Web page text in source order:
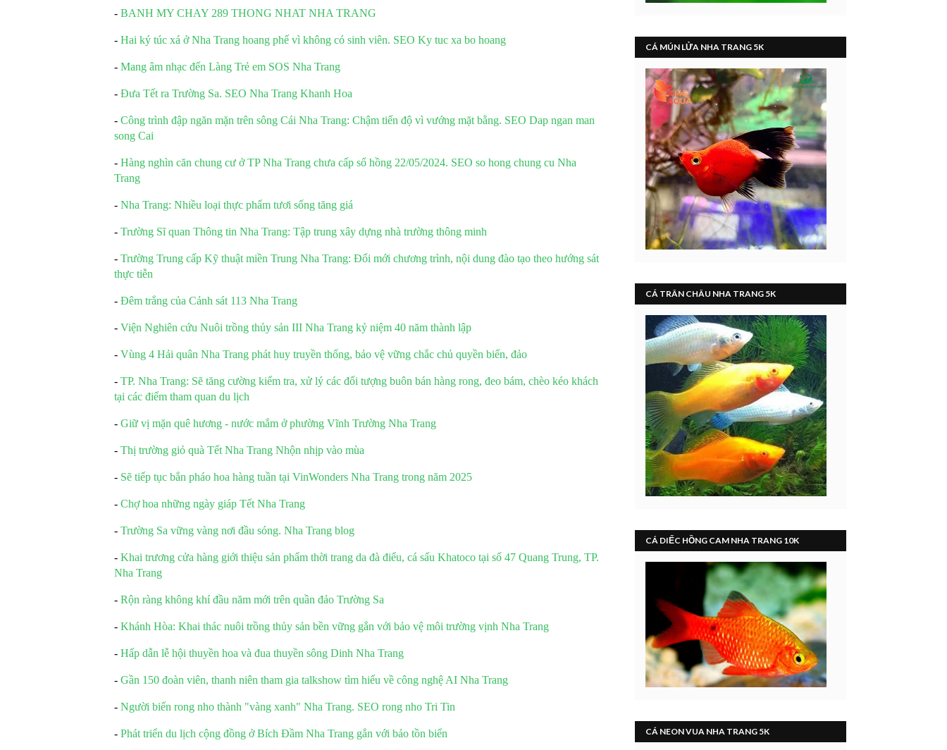
- BANH MY CHAY 289 THONG NHAT NHA TRANG
- Hai ký túc xá ở Nha Trang hoang phế vì không có sinh viên. SEO Ky tuc xa bo hoang
- Mang âm nhạc đến Làng Trẻ em SOS Nha Trang
- Đưa Tết ra Trường Sa. SEO Nha Trang Khanh Hoa
- Công trình đập ngăn mặn trên sông Cái Nha Trang: Chậm tiến độ vì vướng mặt bằng. SEO Dap ngan man
song Cai
- Hàng nghìn căn chung cư ở TP Nha Trang chưa cấp sổ hồng 22/05/2024. SEO so hong chung cu Nha
Trang
- Nha Trang: Nhiều loại thực phẩm tươi sống tăng giá
- Trường Sĩ quan Thông tin Nha Trang: Tập trung xây dựng nhà trường thông minh
- Trường Trung cấp Kỹ thuật miền Trung Nha Trang: Đổi mới chương trình, nội dung đào tạo theo hướng sát
thực tiễn
- Đêm trắng của Cảnh sát 113 Nha Trang
- Viện Nghiên cứu Nuôi trồng thủy sản III Nha Trang kỷ niệm 40 năm thành lập
- Vùng 4 Hải quân Nha Trang phát huy truyền thống, bảo vệ vững chắc chủ quyền biển, đảo
- TP. Nha Trang: Sẽ tăng cường kiểm tra, xử lý các đối tượng buôn bán hàng rong, đeo bám, chèo kéo khách
tại các điểm tham quan du lịch
- Giữ vị mặn quê hương - nước mắm ở phường Vĩnh Trường Nha Trang
- Thị trường giỏ quà Tết Nha Trang Nhộn nhịp vào mùa
- Sẽ tiếp tục bắn pháo hoa hàng tuần tại VinWonders Nha Trang trong năm 2025
- Chợ hoa những ngày giáp Tết Nha Trang
- Trường Sa vững vàng nơi đầu sóng. Nha Trang blog
- Khai trương cửa hàng giới thiệu sản phẩm thời trang da đà điểu, cá sấu Khatoco tại số 47 Quang Trung, TP.
Nha Trang
- Rộn ràng không khí đầu năm mới trên quần đảo Trường Sa
- Khánh Hòa: Khai thác nuôi trồng thủy sản bền vững gắn với bảo vệ môi trường vịnh Nha Trang
- Hấp dẫn lễ hội thuyền hoa và đua thuyền sông Dinh Nha Trang
- Gần 150 đoàn viên, thanh niên tham gia talkshow tìm hiểu về công nghệ AI Nha Trang
- Người biến rong nho thành "vàng xanh" Nha Trang. SEO rong nho Tri Tin
- Phát triển du lịch cộng đồng ở Bích Đầm Nha Trang gắn với bảo tồn biển
CÁ MÚN LỬA NHA TRANG 5K
CÁ TRÂN CHÂU NHA TRANG 5K
CÁ DIẾC HỒNG CAM NHA TRANG 10K
CÁ NEON VUA NHA TRANG 5K